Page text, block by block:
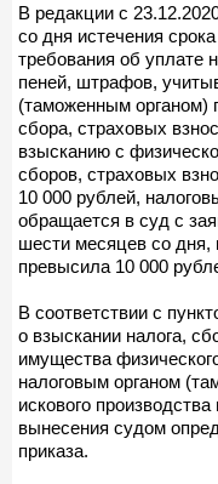
В редакции с
со дня истечения
требования об уплате
пеней, штрафов,
(таможенным органом)
сбора, страховых
взысканию с
сборов, страховых
10 000 рублей,
обращается в суд с
шести месяцев со дня,
превысила 10 000
В соответствии с
о взыскании налога,
имущества
налоговым органом
искового
вынесения судом
приказа.